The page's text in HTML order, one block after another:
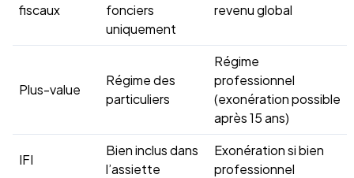
fiscaux
fonciers
uniquement
revenu global
Plus-value
Régime des
particuliers
Régime
professionnel
(exonération possible
après 15 ans)
IFI
Bien inclus dans
l’assiette
Exonération si bien
professionnel